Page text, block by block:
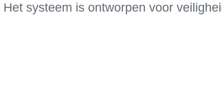
systeem is ontworpen voor